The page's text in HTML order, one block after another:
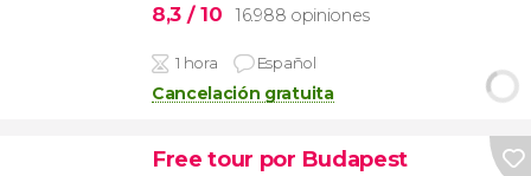
8,3 / 10 16.988 opiniones
1 hora Español
Cancelación gratuita
Free tour por Budapest